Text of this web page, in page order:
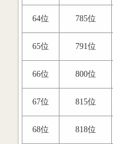
64位 785位
65位 791位
66位 800位
67位 815位
68位 818位